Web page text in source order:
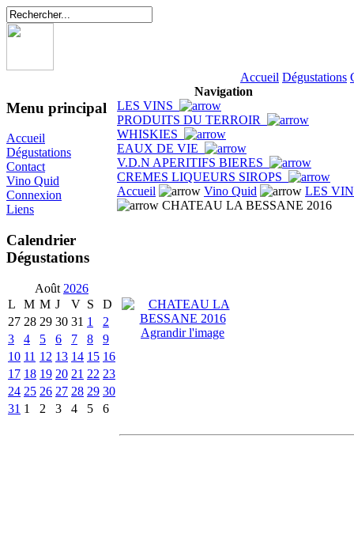
Accueil Dégustations
Menu principal
Accueil
Dégustations
Contact
Vino Quid
Connexion
Liens
Calendrier
Dégustations
Août 2026
L
M M J V S
D
27 28 29 30 31 1
2
3
4 5 6 7 8
9
10 11 12 13 14 15 16
17 18 19 20 21 22 23
24 25 26 27 28 29 30
31 1 2 3 4 5 6
Navigation
LES VINS
PRODUITS DU TERROIR
WHISKIES
EAUX DE VIE
V.D.N APERITIFS BIERES
CREMES LIQUEURS SIROPS
Accueil
Vino Quid
LES
CHATEAU LA BESSANE 2016
Agrandir l'image